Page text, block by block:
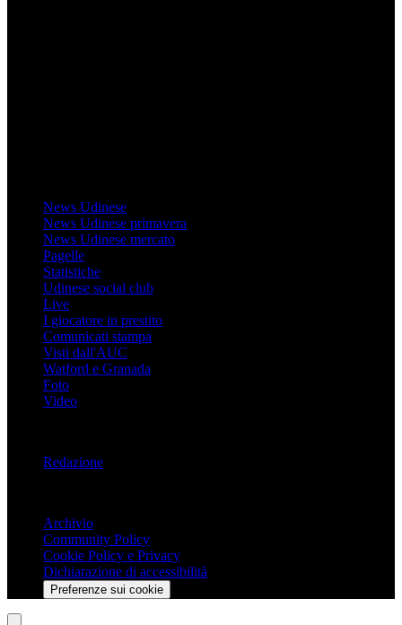
News Udinese
News Udinese primavera
News Udinese mercato
Pagelle
Statistiche
Udinese social club
Live
I giocatore in prestito
Comunicati stampa
Visti dall'AUC
Watford e Granada
Foto
Video
Redazione
Archivio
Community Policy
Cookie Policy e Privacy
Dichiarazione di accessibilità
Preferenze sui cookie